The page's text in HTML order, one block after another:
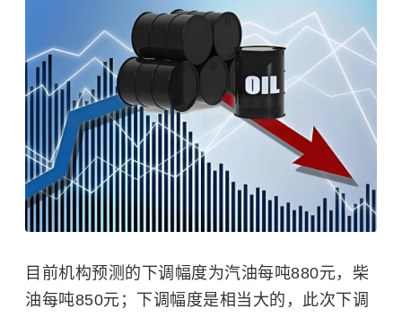
目前机构预测的下调幅度为汽油每吨880元，柴
油每吨850元；下调幅度是相当大的，此次下调